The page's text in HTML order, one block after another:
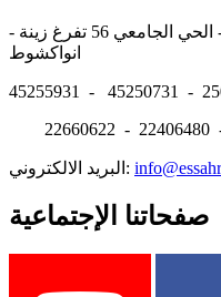
المقر: شارع نيلسون مانيدلا - الحي الجامعي 56 تفرغ زينة -
22660622 - 22406480 -
البريد الالكتروني:
صفحاتنا الإجتماعية